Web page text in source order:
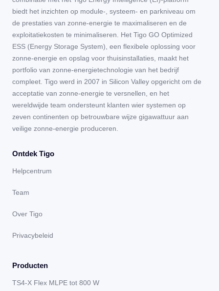
biedt het inzichten op module-, systeem- en parkniveau om
de prestaties van zonne-energie te maximaliseren en de
exploitatiekosten te minimaliseren. Het Tigo GO Optimized
ESS (Energy Storage System), een flexibele oplossing voor
zonne-energie en opslag voor thuisinstallaties, maakt het
portfolio van zonne-energietechnologie van het bedrijf
compleet. Tigo werd in 2007 in Silicon Valley opgericht om de
acceptatie van zonne-energie te versnellen, en het
wereldwijde team ondersteunt klanten wier systemen op
zeven continenten op betrouwbare wijze gigawattuur aan
veilige zonne-energie produceren.
Ontdek Tigo
Helpcentrum
Team
Over Tigo
Privacybeleid
Producten
TS4-X Flex MLPE tot 800 W